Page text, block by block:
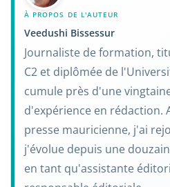
À PROPOS DE L'AUTEUR
Veedushi Bissessur
Journaliste de formation,
C2 et diplômée de
cumule près d'une
d'expérience en rédaction.
presse mauricienne, j'ai
j'évolue depuis une
en tant qu'assistante